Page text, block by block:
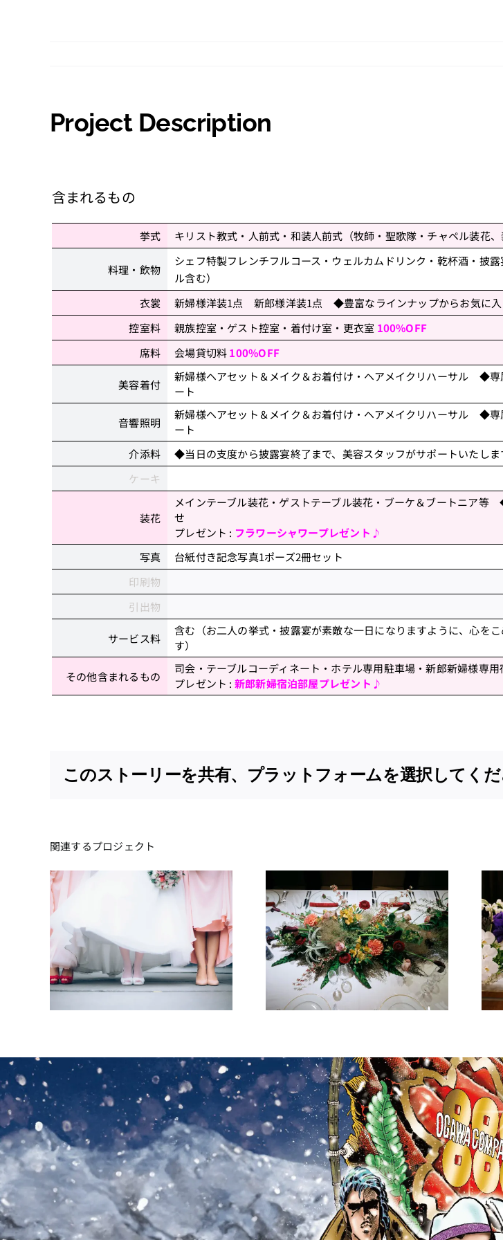
Project Description
含まれるもの
挙式 キリスト教式・人前式・和装人前式（牧師・聖歌隊・チャペル装花、
料理・飲物
シェフ特製フレンチフルコース・ウェルカムドリンク・乾杯酒・披
ル含む）
衣裳
新婦様洋装1点 新郎様洋装1点 ◆豊富なラインナップからお気に入
控室料
親族控室・ゲスト控室・着付け室・更衣室 100%OFF
席料
会場貸切料100%OFF
美容着付
新婦様ヘアセット＆メイク＆お着付け・ヘアメイクリハーサル ◆専
ート
音響照明
新婦様ヘアセット＆メイク＆お着付け・ヘアメイクリハーサル ◆専
ート
介添料
◆当日の支度から披露宴終了まで、美容スタッフがサポートいたしま
ケーキ
装花
メインテーブル装花・ゲストテーブル装花・ブーケ＆ブートニア
せ
プレゼント : フラワーシャワープレゼント♪
写真
台紙付き記念写真1ポーズ2冊セット
印刷物
引出物
サービス料
含む（お二人の挙式・披露宴が素敵な一日になりますように、心を
す）
その他含まれるもの
司会・テーブルコーディネート・ホテル専用駐車場・新郎新婦様専
プレゼント : 新郎新婦宿泊部屋プレゼント♪
このストーリーを共有、プラットフォームを選択してくだ
関連するプロジェクト
〈お得なスプリン
グプラン♪〉
人気のシーズンに
特別プラン誕生
★2025年3月～2025
〈ウィンタープラ
ン〉
2024年12月～2025
年2月限定★最大80
万円ご優待！